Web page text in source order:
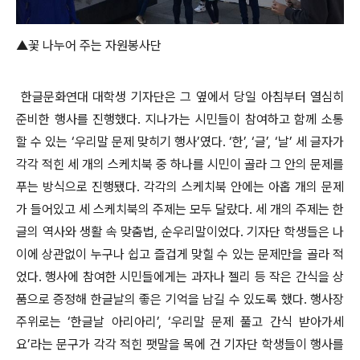
▲꽃 나누어 주는 자원봉사단
한글문화연대 대학생 기자단은 그 옆에서 당일 아침부터 열심히
준비한 행사를 진행했다. 지나가는 시민들이 참여하고 함께 소통
할 수 있는 ‘우리말 문제 맞히기 행사’였다. ‘한’, ‘글’, ‘날’ 세 글자가
각각 적힌 세 개의 스케치북 중 하나를 시민이 골라 그 안의 문제를
푸는 방식으로 진행됐다. 각각의 스케치북 안에는 아홉 개의 문제
가 들어있고 세 스케치북의 주제는 모두 달랐다. 세 개의 주제는 한
글의 역사와 생활 속 맞춤법, 순우리말이었다. 기자단 학생들은 나
이에 상관없이 누구나 쉽고 즐겁게 맞힐 수 있는 문제만을 골라 적
었다. 행사에 참여한 시민들에게는 과자나 젤리 등 작은 간식을 상
품으로 증정해 한글날의 좋은 기억을 남길 수 있도록 했다. 행사장
주위로는 ‘한글날 아리아리’, ‘우리말 문제 풀고 간식 받아가세
요’라는 문구가 각각 적힌 팻말을 목에 건 기자단 학생들이 행사를